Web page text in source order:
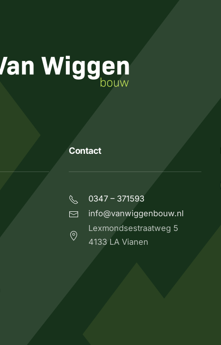
Contact
0347 – 371593
info@vanwiggenbouw.nl
Lexmondsestraatweg 5
4133 LA Vianen